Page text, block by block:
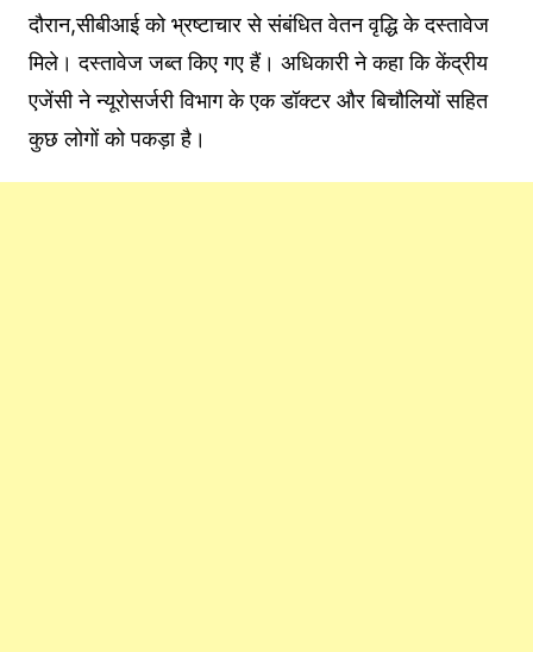
दौरान,सीबीआई को भ्रष्टाचार से संबंधित वेतन वृद्धि के दस्तावेज
मिले। दस्तावेज जब्त किए गए हैं। अधिकारी ने कहा कि केंद्रीय
एजेंसी ने न्यूरोसर्जरी विभाग के एक डॉक्टर और बिचौलियों सहित
कुछ लोगों को पकड़ा है।